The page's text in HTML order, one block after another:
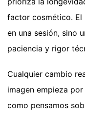
factor cosmético. El
en una sesión, sino
paciencia y rigor
Cualquier cambio
imagen empieza
como pensamos